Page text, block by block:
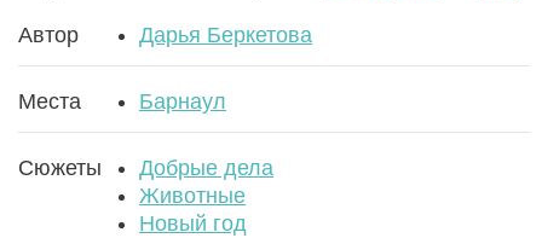
Автор Дарья Беркетова
Места Барнаул
Сюжеты
Добрые дела
Животные
Новый год